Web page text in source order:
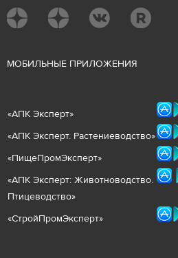
МОБИЛЬНЫЕ ПРИЛОЖЕНИЯ
«АПК Эксперт»
«АПК Эксперт. Растениеводство»
«ПищеПромЭксперт»
«АПК Эксперт: Животноводство.
Птицеводство»
«СтройПромЭксперт»